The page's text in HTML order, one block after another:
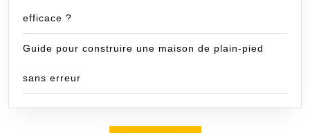
efficace ?
Guide pour construire une maison de plain-pied
sans erreur